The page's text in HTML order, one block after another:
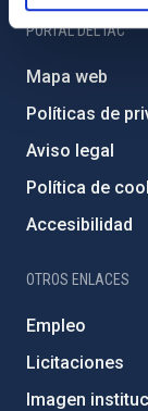
PORTAL DEL IAC
Mapa web
Políticas de
Aviso legal
Política de
Accesibilidad
OTROS ENLACES
Empleo
Licitaciones
Imagen